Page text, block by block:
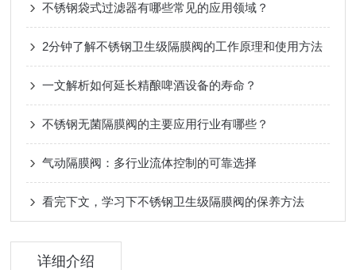
不锈钢袋式过滤器有哪些常见的应用领域？
2分钟了解不锈钢卫生级隔膜阀的工作原理和使用方法
一文解析如何延长精酿啤酒设备的寿命？
不锈钢无菌隔膜阀的主要应用行业有哪些？
气动隔膜阀：多行业流体控制的可靠选择
看完下文，学习下不锈钢卫生级隔膜阀的保养方法
详细介绍